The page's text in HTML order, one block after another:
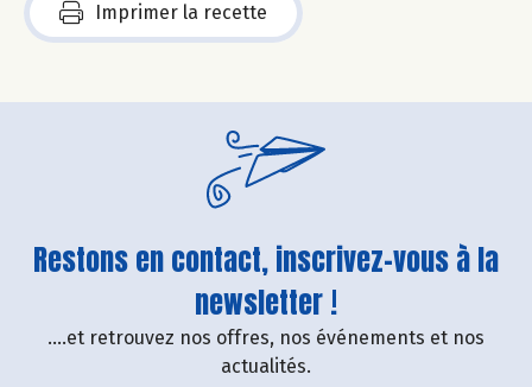
Imprimer la recette
Restons en contact, inscrivez-vous à la
newsletter !
....et retrouvez nos offres, nos événements et nos
actualités.